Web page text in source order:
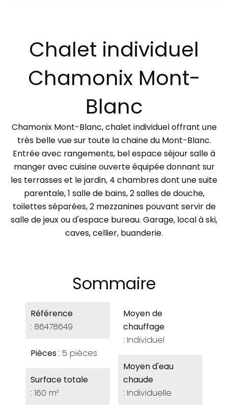
Chalet individuel
Chamonix Mont-
Blanc
Chamonix Mont-Blanc, chalet individuel offrant une
très belle vue sur toute la chaine du Mont-Blanc.
Entrée avec rangements, bel espace séjour salle à
manger avec cuisine ouverte équipée donnant sur
les terrasses et le jardin, 4 chambres dont une suite
parentale, 1 salle de bains, 2 salles de douche,
toilettes séparées, 2 mezzanines pouvant servir de
salle de jeux ou d'espace bureau. Garage, local à ski,
caves, cellier, buanderie.
Sommaire
Référence
86478649
Pièces 5 pièces
Surface totale
160 m²
Moyen de
chauffage
Individuel
Moyen d'eau
chaude
Individuelle